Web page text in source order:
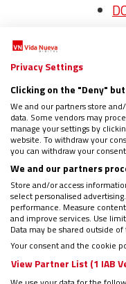
Junto a
Auza. En
Pla.
Díaz-
Al frente
Almeida,
Privacy Settings
Clicking on the "Deny"
We and our partners store
data. Some vendors may
manage your settings by
website. To withdraw your
you can withdraw your
We and our partners
Store and/or access
select personalised
performance. Measure
and improve services. Use
Data may be shared outside
Your consent and the cookie
View Partner List (1 IAB